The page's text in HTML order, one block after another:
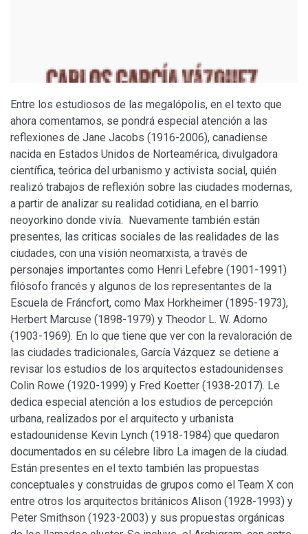
Entre los estudiosos de las megalópolis, en el texto que
ahora comentamos, se pondrá especial atención a las
reflexiones de Jane Jacobs (1916-2006), canadiense
nacida en Estados Unidos de Norteamérica, divulgadora
científica, teórica del urbanismo y activista social, quién
realizó trabajos de reflexión sobre las ciudades modernas,
a partir de analizar su realidad cotidiana, en el barrio
neoyorkino donde vivía. Nuevamente también están
presentes, las criticas sociales de las realidades de las
ciudades, con una visión neomarxista, a través de
personajes importantes como Henri Lefebre (1901-1991)
filósofo francés y algunos de los representantes de la
Escuela de Fráncfort, como Max Horkheimer (1895-1973),
Herbert Marcuse (1898-1979) y Theodor L. W. Adorno
(1903-1969). En lo que tiene que ver con la revaloración de
las ciudades tradicionales, García Vázquez se detiene a
revisar los estudios de los arquitectos estadounidenses
Colin Rowe (1920-1999) y Fred Koetter (1938-2017). Le
dedica especial atención a los estudios de percepción
urbana, realizados por el arquitecto y urbanista
estadounidense Kevin Lynch (1918-1984) que quedaron
documentados en su célebre libro La imagen de la ciudad.
Están presentes en el texto también las propuestas
conceptuales y construidas de grupos como el Team X con
entre otros los arquitectos británicos Alison (1928-1993) y
Peter Smithson (1923-2003) y sus propuestas orgánicas